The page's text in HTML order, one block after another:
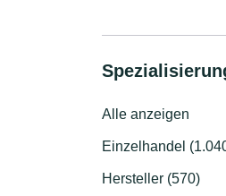
Alle anzeigen
Einzelhandel
Hersteller (570)